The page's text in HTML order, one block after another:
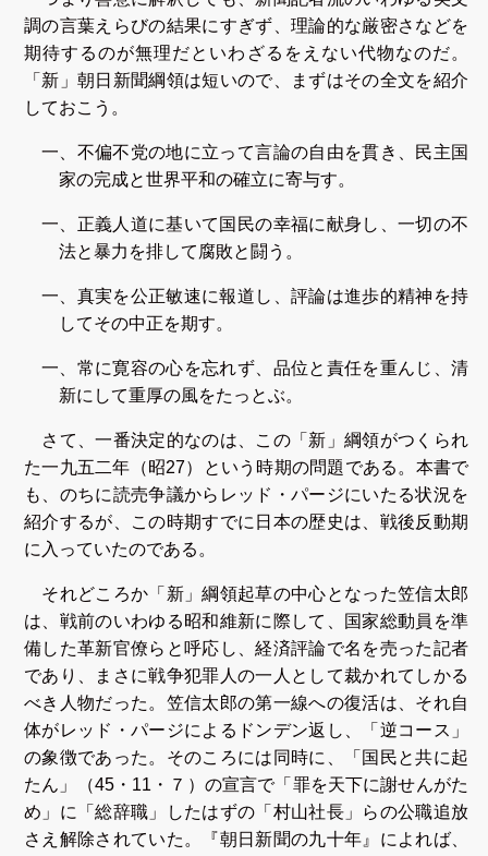
調の言葉えらびの結果にすぎず、理論的な厳密さなどを
期待するのが無理だといわざるをえない代物なのだ。
「新」朝日新聞綱領は短いので、まずはその全文を紹介
しておこう。
一、不偏不党の地に立って言論の自由を貫き、民主国
家の完成と世界平和の確立に寄与す。
一、正義人道に基いて国民の幸福に献身し、一切の不
法と暴力を排して腐敗と闘う。
一、真実を公正敏速に報道し、評論は進歩的精神を持
してその中正を期す。
一、常に寛容の心を忘れず、品位と責任を重んじ、清
新にして重厚の風をたっとぶ。
さて、一番決定的なのは、この「新」綱領がつくられ
た一九五二年（昭27）という時期の問題である。本書で
も、のちに読売争議からレッド・パージにいたる状況を
紹介するが、この時期すでに日本の歴史は、戦後反動期
に入っていたのである。
それどころか「新」綱領起草の中心となった笠信太郎
は、戦前のいわゆる昭和維新に際して、国家総動員を準
備した革新官僚らと呼応し、経済評論で名を売った記者
であり、まさに戦争犯罪人の一人として裁かれてしかる
べき人物だった。笠信太郎の第一線への復活は、それ自
体がレッド・パージによるドンデン返し、「逆コース」
の象徴であった。そのころには同時に、「国民と共に起
たん」（45・11・７）の宣言で「罪を天下に謝せんがた
め」に「総辞職」したはずの「村山社長」らの公職追放
さえ解除されていた。『朝日新聞の九十年』によれば、